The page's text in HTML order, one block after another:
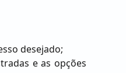
desejado;
e as opções